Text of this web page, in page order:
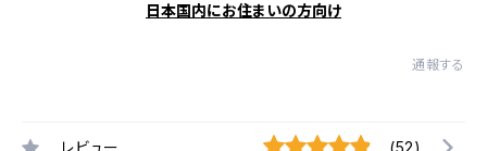
日本国内にお住まいの方向け
通報する
レビュー (52)